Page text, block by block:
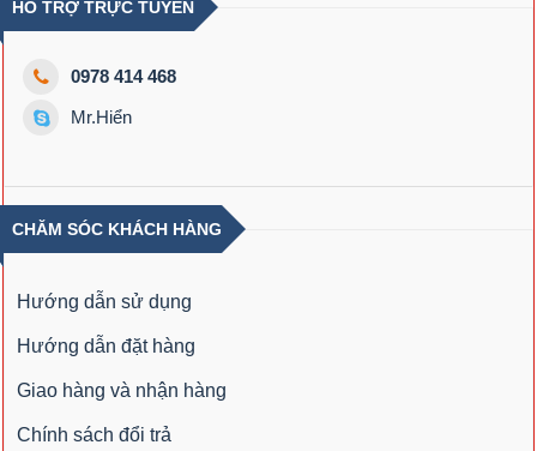
HỖ TRỢ TRỰC TUYẾN
0978 414 468
Mr.Hiển
CHĂM SÓC KHÁCH HÀNG
Hướng dẫn sử dụng
Hướng dẫn đặt hàng
Giao hàng và nhận hàng
Chính sách đổi trả